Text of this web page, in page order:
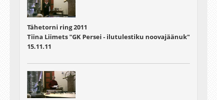
Tähetorni ring 2011
Tiina Liimets "GK Persei - ilutulestiku noovajäänuk"
15.11.11